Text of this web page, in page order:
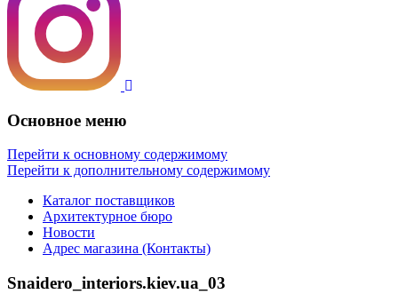
Основное меню
Перейти к основному содержимому
Перейти к дополнительному содержимому
Каталог поставщиков
Архитектурное бюро
Новости
Адрес магазина (Контакты)
Snaidero_interiors.kiev.ua_03